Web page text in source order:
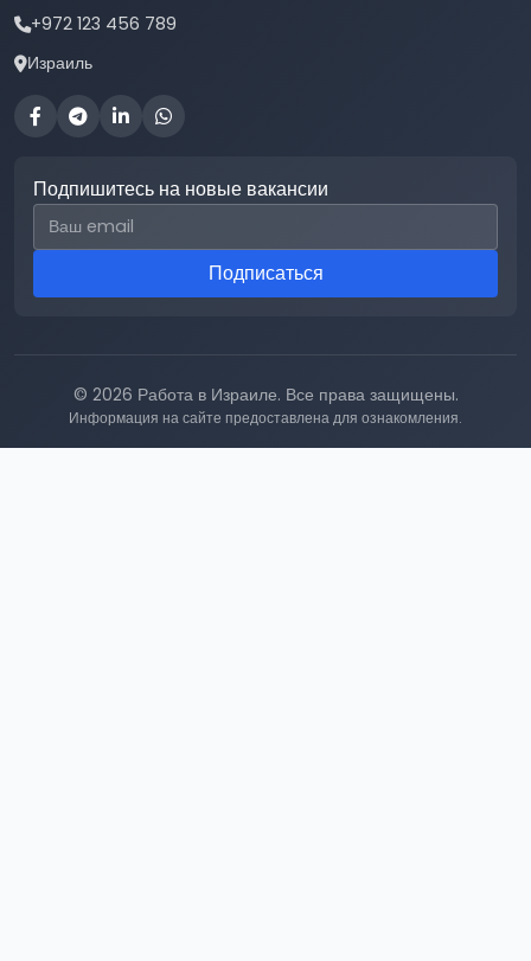
+972 123 456 789
Израиль
Подпишитесь на новые вакансии
Email для подписки
Подписаться
© 2026 Работа в Израиле. Все права защищены.
Информация на сайте предоставлена для ознакомления.